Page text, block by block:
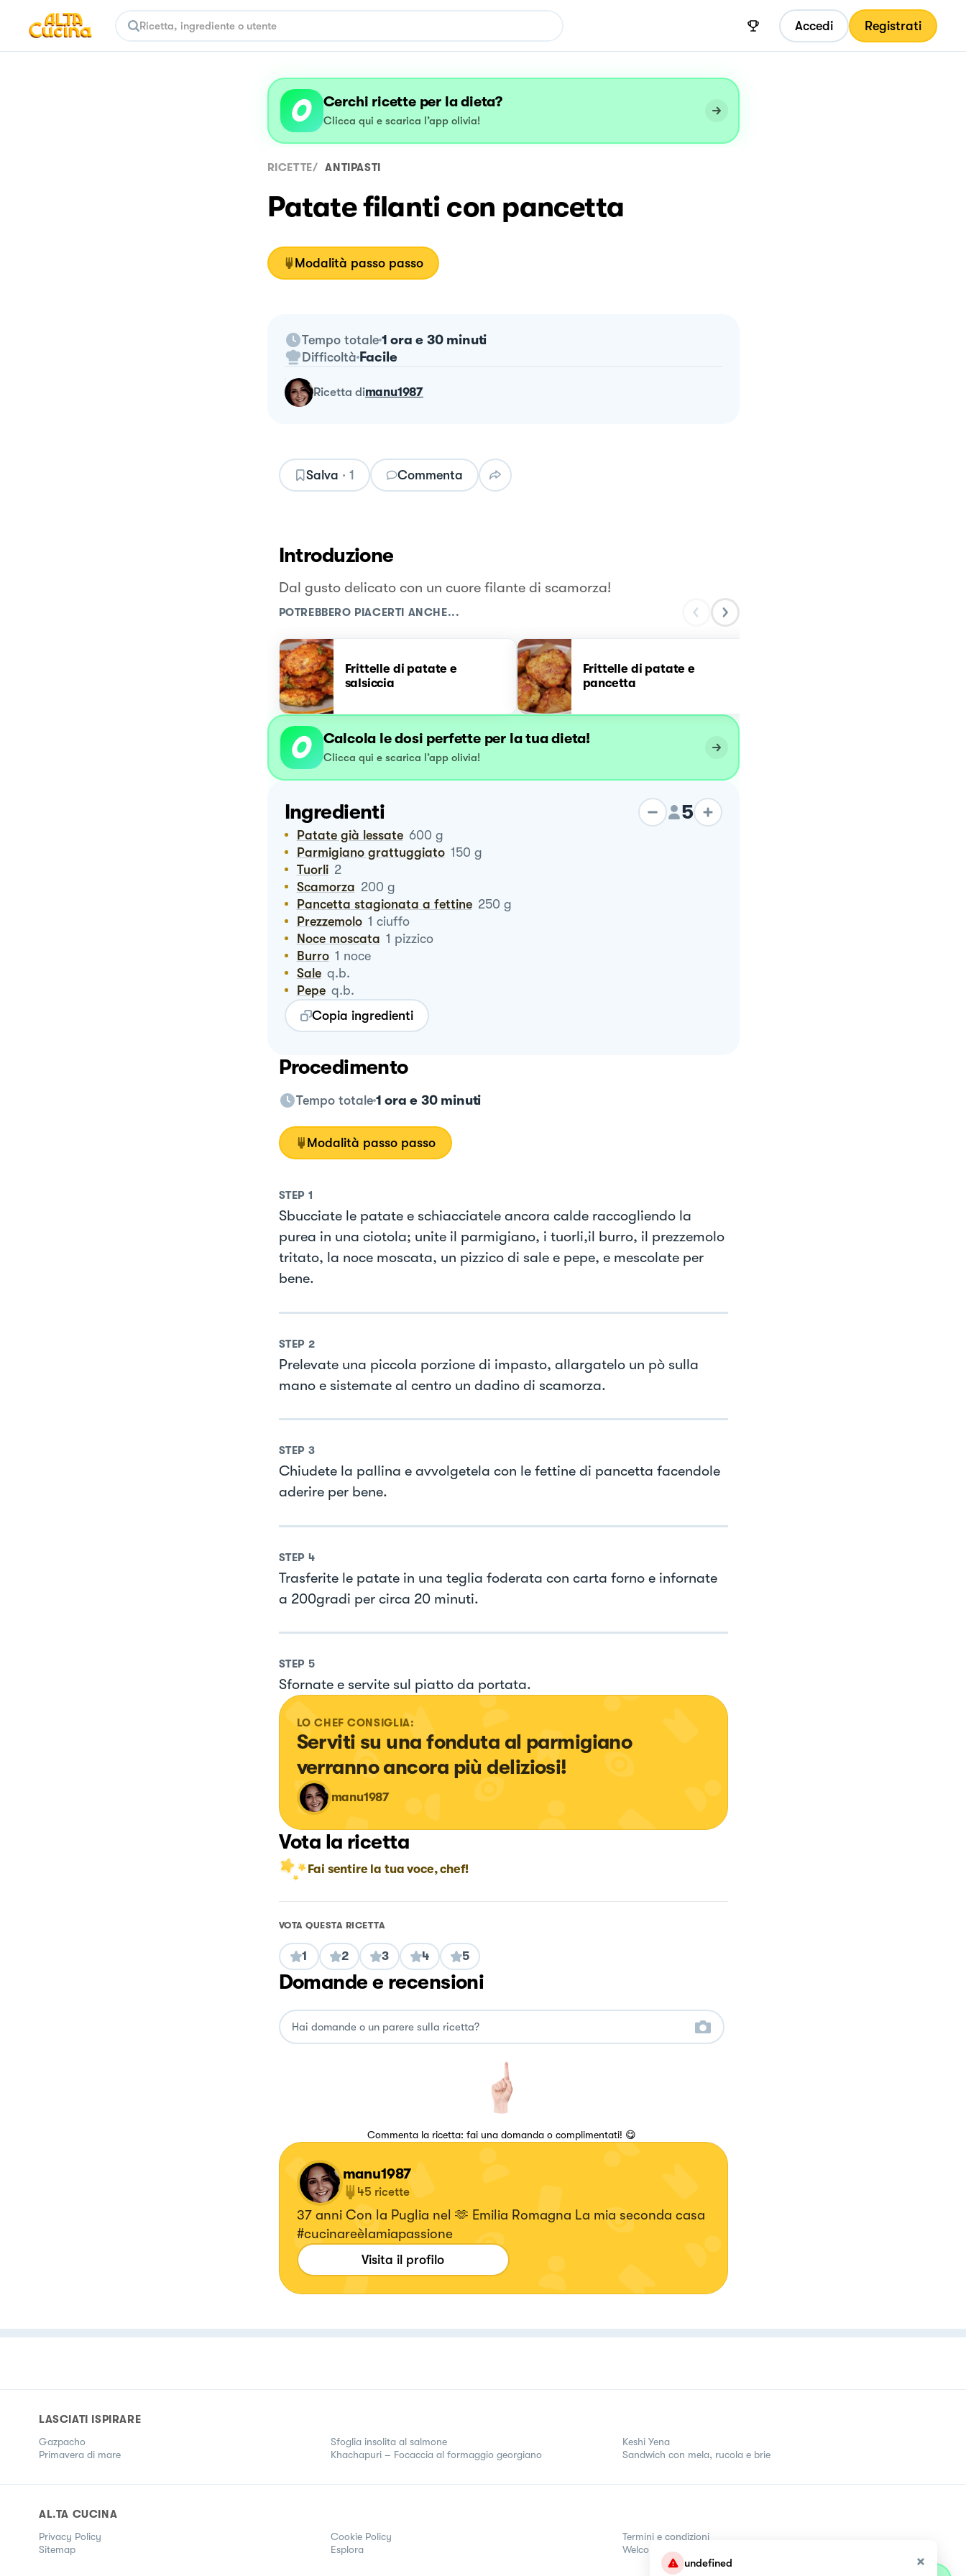
undefined
Accedi Registrati
Cerchi ricette per la dieta?
Clicca qui e scarica l’app olivia!
RICETTE/ ANTIPASTI
Patate filanti con pancetta
Modalità passo passo
Tempo totale 1 ora e 30 minuti
Difficoltà Facile
ricetta dimanu1987
Salva · 1 Commenta
Introduzione
Dal gusto delicato con un cuore filante di scamorza!
POTREBBERO PIACERTI ANCHE...
Frittelle di patate e
salsiccia
Frittelle di patate e
pancetta
Calcola le dosi perfette per la tua dieta!
Clicca qui e scarica l’app olivia!
Ingredienti 5
Patate già lessate 600 g
Parmigiano grattuggiato 150 g
Tuorli 2
Scamorza 200 g
Pancetta stagionata a fettine 250 g
Prezzemolo 1 ciuffo
Noce moscata 1 pizzico
Burro 1 noce
Sale q.b.
Pepe q.b.
Copia ingredienti
Procedimento
Tempo totale 1 ora e 30 minuti
Modalità passo passo
STEP 1
Sbucciate le patate e schiacciatele ancora calde raccogliendo la
purea in una ciotola; unite il parmigiano, i tuorli,il burro, il prezzemolo
tritato, la noce moscata, un pizzico di sale e pepe, e mescolate per
bene.
STEP 2
Prelevate una piccola porzione di impasto, allargatelo un pò sulla
mano e sistemate al centro un dadino di scamorza.
STEP 3
Chiudete la pallina e avvolgetela con le fettine di pancetta facendole
aderire per bene.
STEP 4
Trasferite le patate in una teglia foderata con carta forno e infornate
a 200gradi per circa 20 minuti.
STEP 5
Sfornate e servite sul piatto da portata.
LO CHEF CONSIGLIA:
Serviti su una fonduta al parmigiano
verranno ancora più deliziosi!
manu1987
Vota la ricetta
Fai sentire la tua voce, chef!
VOTA QUESTA RICETTA
1 2 3 4 5
Domande e recensioni
Commenta la ricetta: fai una domanda o complimentati! 😋
manu1987
45 ricette
37 anni Con la Puglia nel 🫶 Emilia Romagna La mia seconda casa
#cucinareèlamiapassione
Visita il profilo
LASCIATI ISPIRARE
Gazpacho
Primavera di mare
Sfoglia insolita al salmone
Khachapuri – Focaccia al formaggio georgiano
Keshi Yena
Sandwich con mela, rucola e brie
AL.TA CUCINA
Privacy Policy Cookie Policy
Termini e condizioni
Sitemap
Esplora Welcome